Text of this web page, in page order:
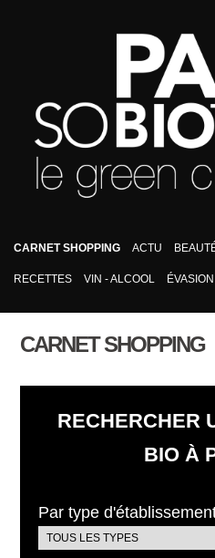
CARNET SHOPPING ACTU
RECETTES VIN - ALCOOL ÉVASION
CARNET SHOPPING
RECHERCHER
BIO À
Par type